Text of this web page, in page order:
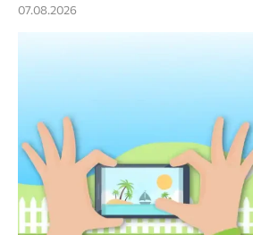
07.08.2026